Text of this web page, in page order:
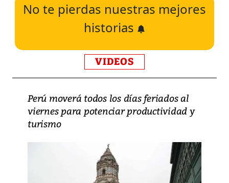
No te pierdas nuestras mejores
historias
VIDEOS
Perú moverá todos los días feriados al
viernes para potenciar productividad y
turismo